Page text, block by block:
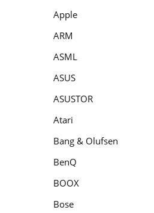
Apple
ARM
ASML
ASUS
ASUSTOR
Atari
Bang & Olufsen
BenQ
BOOX
Bose